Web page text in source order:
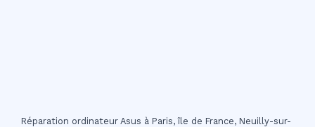
Réparation ordinateur Asus à Paris, île de France, Neuilly-sur-